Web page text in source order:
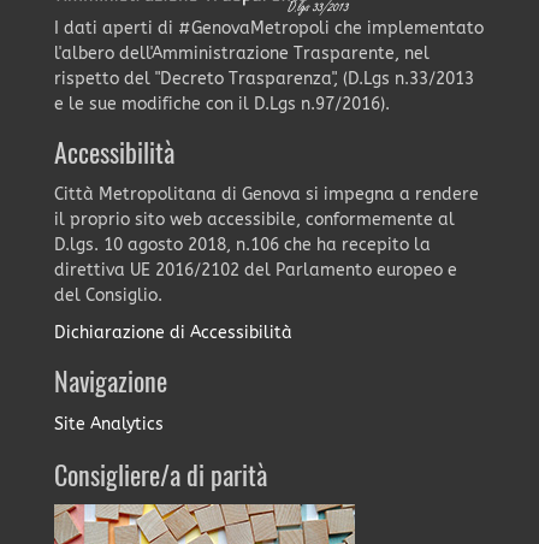
I dati aperti di #GenovaMetropoli che implementato
l'albero dell'Amministrazione Trasparente, nel
rispetto del "Decreto Trasparenza", (D.Lgs n.33/2013
e le sue modifiche con il D.Lgs n.97/2016).
Accessibilità
Città Metropolitana di Genova si impegna a rendere
il proprio sito web accessibile, conformemente al
D.lgs. 10 agosto 2018, n.106 che ha recepito la
direttiva UE 2016/2102 del Parlamento europeo e
del Consiglio.
Dichiarazione di Accessibilità
Navigazione
Site Analytics
Consigliere/a di parità